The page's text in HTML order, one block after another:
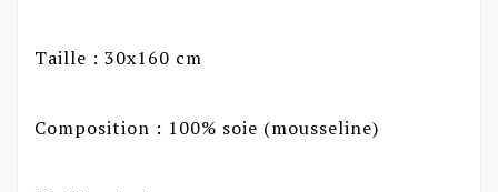
Taille : 30x160 cm
Composition : 100% soie (mousseline)